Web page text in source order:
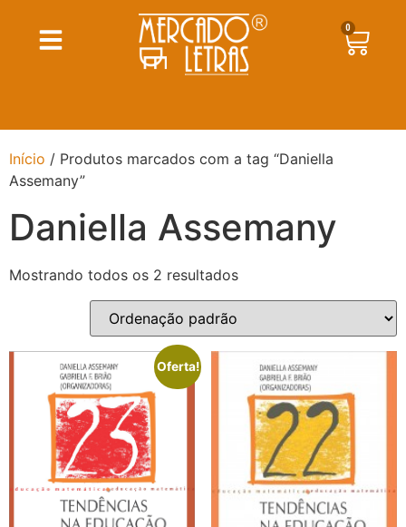
0
Início / Produtos marcados com a tag “Daniella
Assemany”
Daniella Assemany
Mostrando todos os 2 resultados
Oferta!